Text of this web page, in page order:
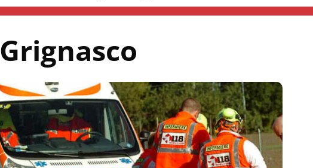
Grignasco